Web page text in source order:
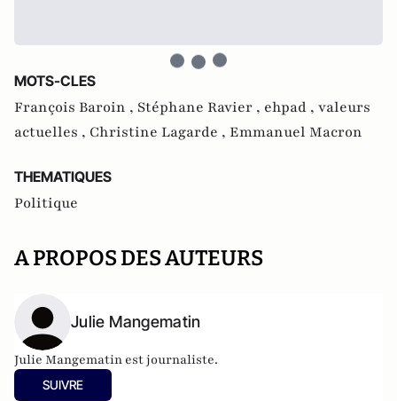
MOTS-CLES
François Baroin , Stéphane Ravier , ehpad , valeurs
actuelles , Christine Lagarde , Emmanuel Macron
THEMATIQUES
Politique
A PROPOS DES AUTEURS
Julie Mangematin
Julie Mangematin est journaliste.
SUIVRE